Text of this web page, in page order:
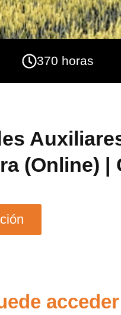
370 horas
(Online) |